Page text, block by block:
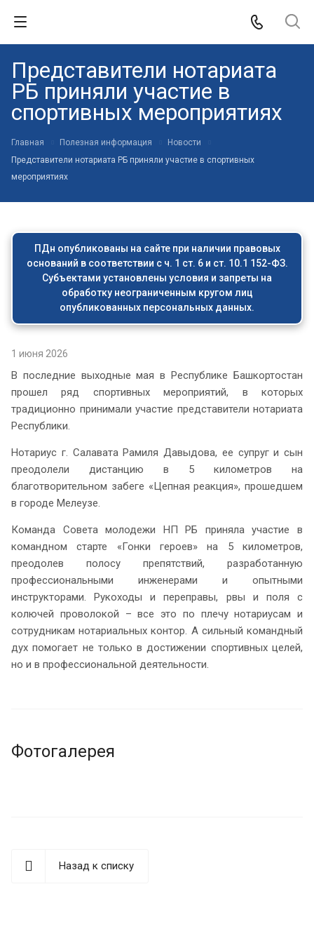
Представители нотариата
РБ приняли участие в
спортивных мероприятиях
Главная Полезная информация
Новости
Представители нотариата РБ приняли участие в спортивных
мероприятиях
ПДн опубликованы на сайте при наличии правовых
оснований в соответствии с ч. 1 ст. 6 и ст. 10.1 152-ФЗ.
Субъектами установлены условия и запреты на
обработку неограниченным кругом лиц
опубликованных персональных данных.
1 июня 2026
В последние выходные мая в Республике Башкортостан
прошел ряд спортивных мероприятий, в которых
традиционно принимали участие представители нотариата
Республики.
Нотариус г. Салавата Рамиля Давыдова, ее супруг и сын
преодолели дистанцию в 5 километров на
благотворительном забеге «Цепная реакция», прошедшем
в городе Мелеузе.
Команда Совета молодежи НП РБ приняла участие в
командном старте «Гонки героев» на 5 километров,
преодолев полосу препятствий, разработанную
профессиональными инженерами и опытными
инструкторами. Рукоходы и переправы, рвы и поля с
колючей проволокой – все это по плечу нотариусам и
сотрудникам нотариальных контор. А сильный командный
дух помогает не только в достижении спортивных целей,
но и в профессиональной деятельности.
Фотогалерея
Назад к списку